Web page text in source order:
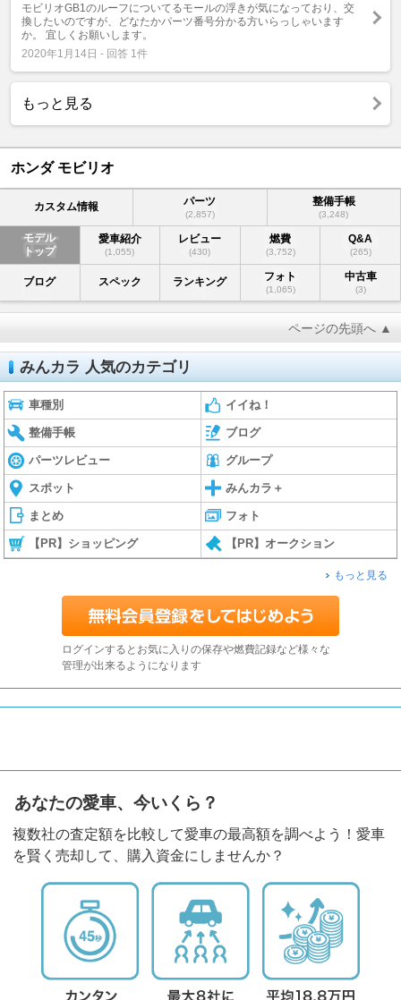
モビリオGB1のルーフについてるモールの浮きが気になっており、交
換したいのですが、どなたかパーツ番号分かる方いらっしゃいます
か。 宜しくお願いします。
2020年1月14日 - 回答 1件
もっと見る
ホンダ モビリオ
カスタム情報 パーツ
(2,857)
整備手帳
(3,248)
モデル
トップ
愛車紹介
(1,055)
レビュー
(430)
燃費
(3,752)
Q&A
(265)
ブログ スペック ランキング フォト
(1,065)
中古車
(3)
ページの先頭へ ▲
みんカラ 人気のカテゴリ
車種別 イイね！
整備手帳 ブログ
パーツレビュー グループ
スポット みんカラ＋
まとめ フォト
【PR】ショッピング 【PR】オークション
もっと見る
ログインするとお気に入りの保存や燃費記録など様々な
管理が出来るようになります
あなたの愛車、今いくら？
複数社の査定額を比較して愛車の最高額を調べよう！愛車
を賢く売却して、購入資金にしませんか？